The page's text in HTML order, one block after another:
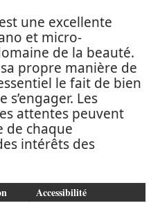
une excellente
et micro-
de la beauté.
propre manière de
le fait de bien
Les
attentes peuvent
de chaque
intérêts des
Accessibilité